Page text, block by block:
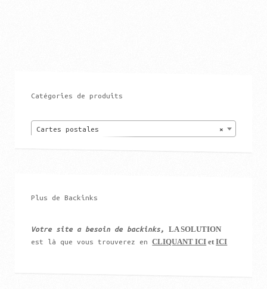
Catégories de produits
×
Cartes postales
Plus de Backinks
Votre site a besoin de backinks, LA SOLUTION
est là que vous trouverez enCLIQUANT ICI et ICI